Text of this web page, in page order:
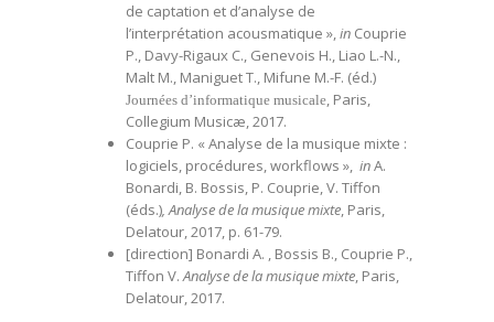
de captation et d’analyse de
l’interprétation acousmatique »,in Couprie
P., Davy-Rigaux C., Genevois H., Liao L.-N.,
Malt M., Maniguet T., Mifune M.-F. (éd.)
Journées d’informatique musicale, Paris,
Collegium Musicæ, 2017.
Couprie P. « Analyse de la musique mixte :
logiciels, procédures, workflows », inA.
Bonardi, B. Bossis, P. Couprie, V. Tiffon
(éds.),Analyse de la musique mixte, Paris,
Delatour, 2017, p. 61-79.
[direction] Bonardi A. , Bossis B., Couprie P.,
Tiffon V. Analyse de la musique mixte, Paris,
Delatour, 2017.